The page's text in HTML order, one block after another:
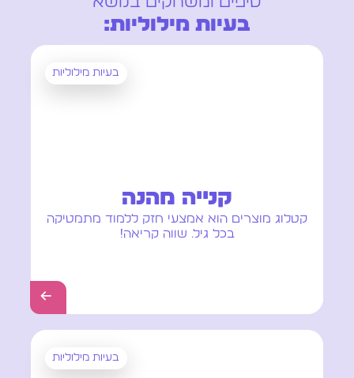
בעיות מילוליות:
בעיות מילוליות
קנייה מהנה
קטלוג מוצרים הוא אמצעי חזק ללמוד מתמטיקה
בכל גיל. שווה קריאה!
←
בעיות מילוליות